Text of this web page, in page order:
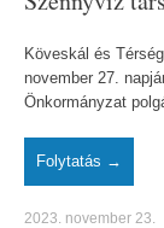
Köveskál és
november 27.
Önkormányzat
Folytatás →
2023. november 23.